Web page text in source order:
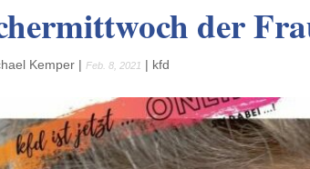
der
Kemper | Feb. 8, 2021 | kfd